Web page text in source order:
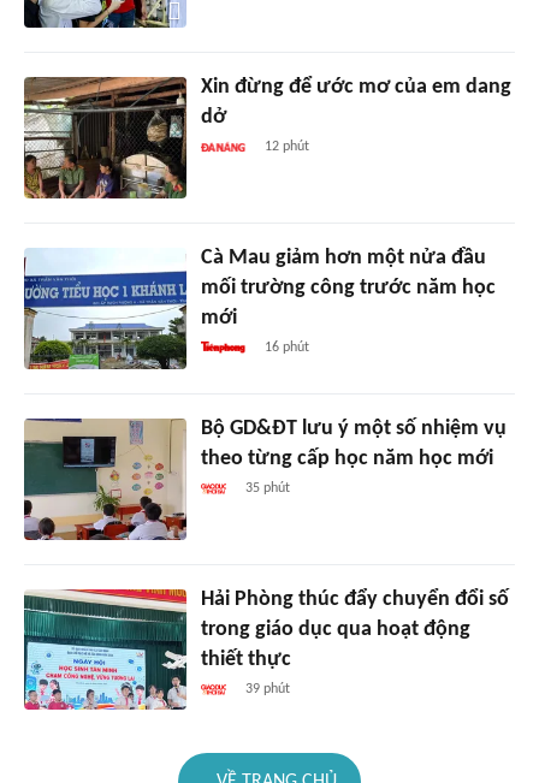
Xin đừng để ước mơ của em dang
dở
12 phút
Cà Mau giảm hơn một nửa đầu
mối trường công trước năm học
mới
16 phút
Bộ GD&ĐT lưu ý một số nhiệm vụ
theo từng cấp học năm học mới
35 phút
Hải Phòng thúc đẩy chuyển đổi số
trong giáo dục qua hoạt động
thiết thực
39 phút